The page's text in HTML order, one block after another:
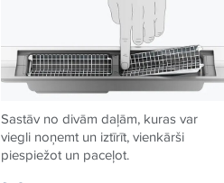
Sastāv no divām daļām, kuras var
viegli noņemt un iztīrīt, vienkārši
piespiežot un paceļot.